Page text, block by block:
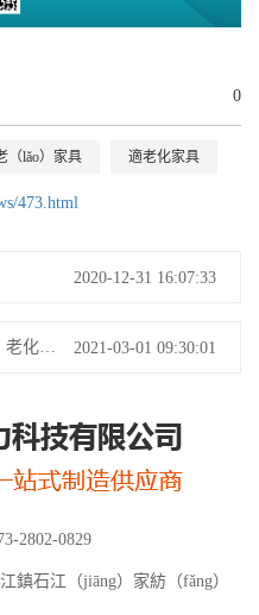
0
（lǎo）家具 適老化家具
473.html
2020-12-31 16:07:33
红桃17·c18起草適（shì）老化家具 | 開工大吉，啟航2021！ 2021-03-01 09:30:01
2802-0829
鎮石江（jiāng）家紡（fǎng）